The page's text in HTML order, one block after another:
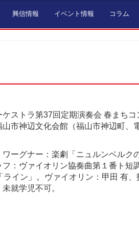
興信情報 イベント情報 コラム
ケストラ第37回定期演奏会 春まち
市神辺文化会館（福山市神辺町、
ワーグナー：楽劇「ニュルンベルク
：ヴァイオリン協奏曲第１番ト短
ライン」。ヴァイオリン：甲田 有
就学児不可。